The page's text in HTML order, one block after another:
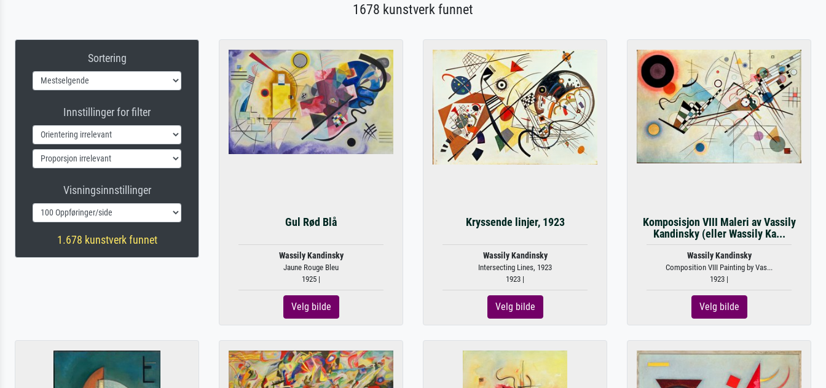
1678 kunstverk funnet
Sortering
Innstillinger for filter
Visningsinnstillinger
1.678 kunstverk funnet
Gul Rød Blå
Wassily Kandinsky
Jaune Rouge Bleu
1925 |
Velg bilde
Kryssende linjer, 1923
Wassily Kandinsky
Intersecting Lines, 1923
1923 |
Velg bilde
Komposisjon VIII Maleri av Vassily
Kandinsky (eller Wassily Ka...
Wassily Kandinsky
Composition VIII Painting by Vas...
1923 |
Velg bilde